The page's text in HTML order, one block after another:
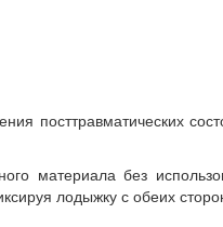
посттравматических
материала без
лодыжку с обеих